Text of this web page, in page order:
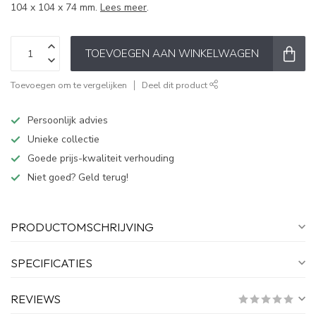
104 x 104 x 74 mm. Lees meer.
TOEVOEGEN AAN WINKELWAGEN
Toevoegen om te vergelijken Deel dit product
Persoonlijk advies
Unieke collectie
Goede prijs-kwaliteit verhouding
Niet goed? Geld terug!
PRODUCTOMSCHRIJVING
SPECIFICATIES
REVIEWS